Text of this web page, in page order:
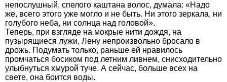
непослушный, спелого каштана волос, думала: «Надо
же, всего этого уже могло и не быть. Ни этого зеркала, ни
голубого неба, ни солнца над головой».
Теперь, при взгляде на мокрые нити дождя, на
пузырящиеся лужи, Лену непроизвольно бросало в
дрожь. Подумать только, раньше ей нравилось
промчаться босиком под летним ливнем, снисходительно
улыбнуться хмурой туче. А сейчас, больше всех на
свете, она боится воды.